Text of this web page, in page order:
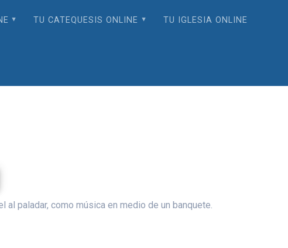
TU CATEQUESIS ONLINE TU IGLESIA ONLINE
paladar, como música en medio de un banquete.